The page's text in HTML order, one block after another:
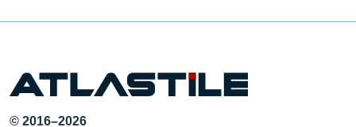
© 2016–2026